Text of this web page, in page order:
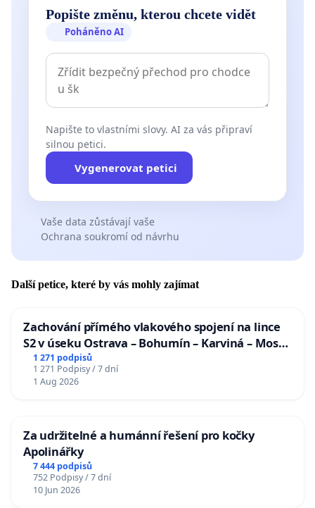
Popište změnu, kterou chcete vidět
Poháněno AI
Napište to vlastními slovy. AI za vás připraví
silnou petici.
Vygenerovat petici
Vaše data zůstávají vaše
Ochrana soukromí od návrhu
Další petice, které by vás mohly zajímat
Zachování přímého vlakového spojení na lince
S2 v úseku Ostrava – Bohumín – Karviná – Mosty
u Jablunkova
1 271 podpisů
1 271 Podpisy / 7 dní
1 Aug 2026
Za udržitelné a humánní řešení pro kočky
Apolinářky
7 444 podpisů
752 Podpisy / 7 dní
10 Jun 2026